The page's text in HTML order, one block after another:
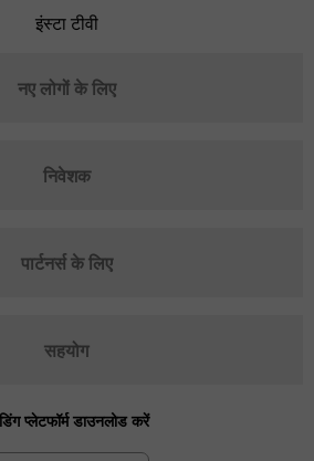
इंस्टा टीवी
नए लोगों के लिए
निवेशक
पार्टनर्स के लिए
सहयोग
प्लेटफॉर्म डाउनलोड करें